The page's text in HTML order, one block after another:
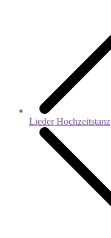
Lieder Hochzeitstanz